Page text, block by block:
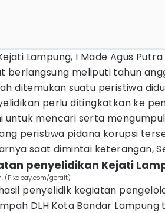
Lampung, I Made Agus
berlangsung meliputi tahun
ditemukan suatu peristiwa
perlu ditingkatkan ke
untuk mencari serta
peristiwa pidana korupsi
saat dimintai keterangan,
penyelidikan Kejati
(Pixabay.com/geralt)
penyelidik kegiatan
DLH Kota Bandar Lampung